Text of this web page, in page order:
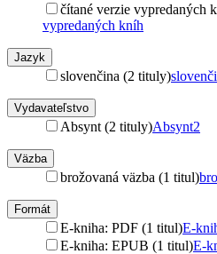
čítané verzie vypredaných
vypredaných kníh
Jazyk
slovenčina (2 tituly)
Vydavateľstvo
Absynt (2 tituly)Absynt2
Väzba
brožovaná väzba (1 titul)
Formát
E-kniha: PDF (1 titul)E-
E-kniha: EPUB (1 titul)E-